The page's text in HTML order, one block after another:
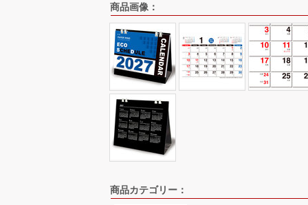
商品画像：
商品カテゴリー：